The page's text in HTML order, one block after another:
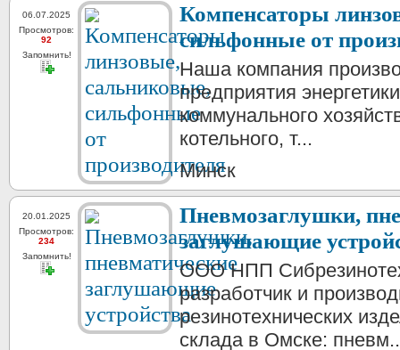
06.07.2025
Просмотров:
92
Запомнить!
Компенсаторы
сильфонные от
Наша компания
предприятия
коммунального
котельного, т...
Минск
20.01.2025
Просмотров:
234
Запомнить!
Пневмозаглушки,
заглушающие
ООО НПП
разработчик и
резинотехнических
склада в Омске: